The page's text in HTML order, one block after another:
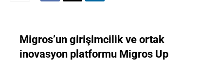
Migros’un girişimcilik ve ortak
inovasyon platformu Migros Up